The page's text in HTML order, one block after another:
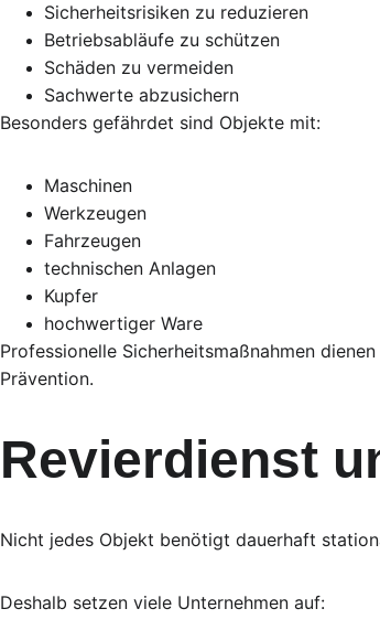
Sicherheitsrisiken zu reduzieren
Betriebsabläufe zu schützen
Schäden zu vermeiden
Sachwerte abzusichern
Besonders gefährdet sind Objekte mit:
Maschinen
Werkzeugen
Fahrzeugen
technischen Anlagen
Kupfer
hochwertiger Ware
Professionelle Sicherheitsmaßnahmen
Prävention.
Revierdienst
Nicht jedes Objekt benötigt dauerhaft
Deshalb setzen viele Unternehmen auf: